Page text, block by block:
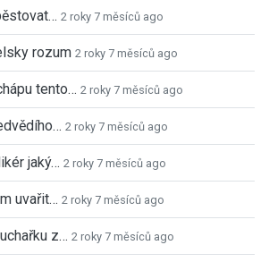
2 roky 7 měsíců ago
rozum 2 roky 7 měsíců ago
tento… 2 roky 7 měsíců ago
2 roky 7 měsíců ago
jaký… 2 roky 7 měsíců ago
uvařit… 2 roky 7 měsíců ago
z… 2 roky 7 měsíců ago